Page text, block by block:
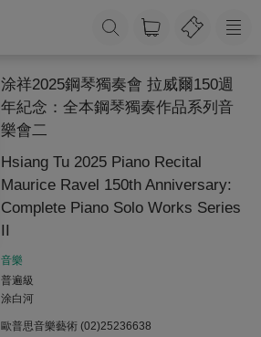
涂祥2025鋼琴獨奏會 拉威爾150週
年紀念：全本鋼琴獨奏作品系列音
樂會二
Hsiang Tu 2025 Piano Recital
Maurice Ravel 150th Anniversary:
Complete Piano Solo Works Series
II
音樂
普遍級
涂白河
歐普思音樂藝術 (02)25236638